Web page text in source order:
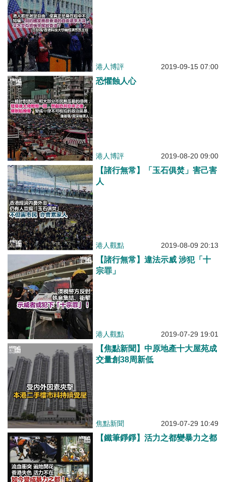
港人博評 2019-09-15 07:00
恐懼蝕人心
港人博評 2019-08-20 09:00
【諸行無常】「玉石俱焚」害己害
人
港人觀點 2019-08-09 20:13
【諸行無常】違法示威 涉犯「十
宗罪」
港人觀點 2019-07-29 19:01
【焦點新聞】中原地產十大屋苑成
交量創38周新低
焦點新聞 2019-07-29 10:49
【鐵筆錚錚】活力之都變暴力之都